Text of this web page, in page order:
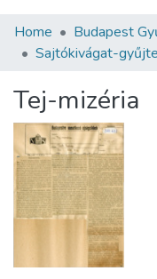
Communities &
Statistics
About us
Home Budapest
Sajtókivágat-
Tej-mizéria